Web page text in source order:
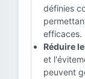
définies
efficaces.
Réduire
et
peuvent